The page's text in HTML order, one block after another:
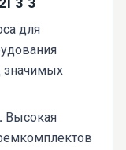
для
значимых
Высокая